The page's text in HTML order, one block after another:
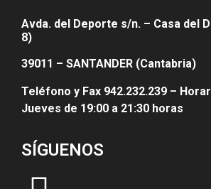
Avda. del Deporte s/n. – Casa del
8)
39011 – SANTANDER (Cantabria)
Teléfono y Fax 942.232.239 –
Jueves de 19:00 a 21:30 horas
SÍGUENOS